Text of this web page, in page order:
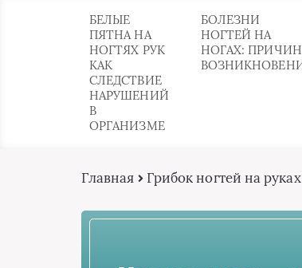
БЕЛЫЕ
ПЯТНА НА
НОГТЯХ РУК
КАК
СЛЕДСТВИЕ
НАРУШЕНИЙ
В
ОРГАНИЗМЕ
БОЛЕЗНИ
НОГТЕЙ НА
НОГАХ:
Главная Грибок ногтей на